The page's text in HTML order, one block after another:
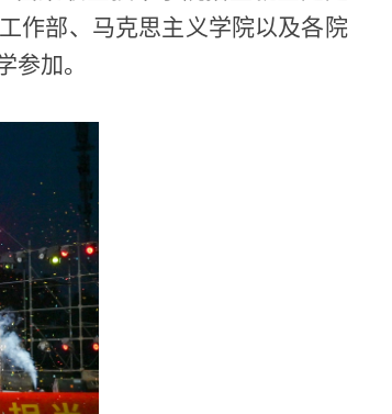
作部、马克思主义学院以及各院
参加。